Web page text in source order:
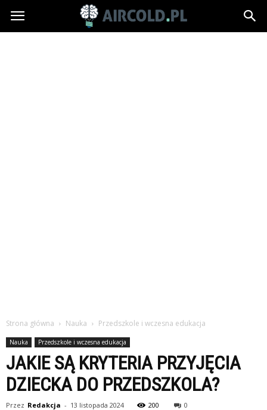
Aircold.pl
Strona główna Nauka Przedszkole i wczesna edukacja
Nauka Przedszkole i wczesna edukacja
JAKIE SĄ KRYTERIA PRZYJĘCIA
DZIECKA DO PRZEDSZKOLA?
Przez Redakcja - 13 listopada 2024 200 0